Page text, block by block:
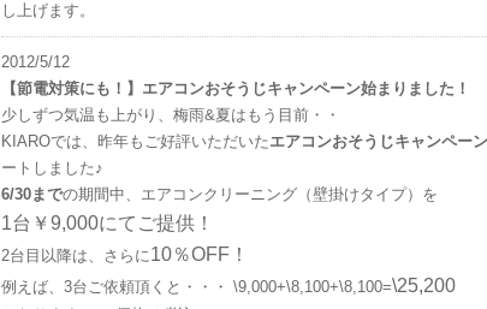
し上げます。
2012/5/12
【節電対策にも！】エアコンおそうじキャンペーン始まりました！
少しずつ気温も上がり、梅雨&夏はもう目前・・
KIAROでは、昨年もご好評いただいたエアコンおそうじキャンペーン
ートしました♪
6/30までの期間中、エアコンクリーニング（壁掛けタイプ）を
1台￥9,000にてご提供！
2台目以降は、さらに10％OFF！
例えば、3台ご依頼頂くと・・・ \9,000+\8,100+\8,100=\25,200